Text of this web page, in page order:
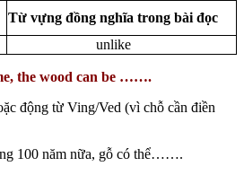
Từ vựng đồng nghĩa trong bài đọc
unlike
the wood can be …….
động từ Ving/Ved (vì chỗ cần điền
100 năm nữa, gỗ có thể…….